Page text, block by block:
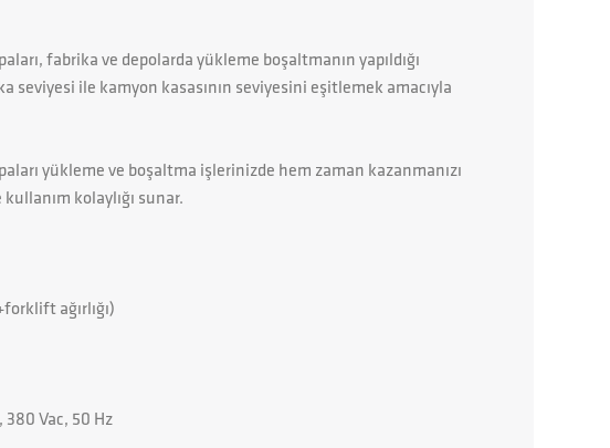
fabrika ve depolarda yükleme boşaltmanın yapıldığı
seviyesi ile kamyon kasasının seviyesini eşitlemek amacıyla
yükleme ve boşaltma işlerinizde hem zaman kazanmanızı
kolaylığı sunar.
ağırlığı)
380 Vac, 50 Hz